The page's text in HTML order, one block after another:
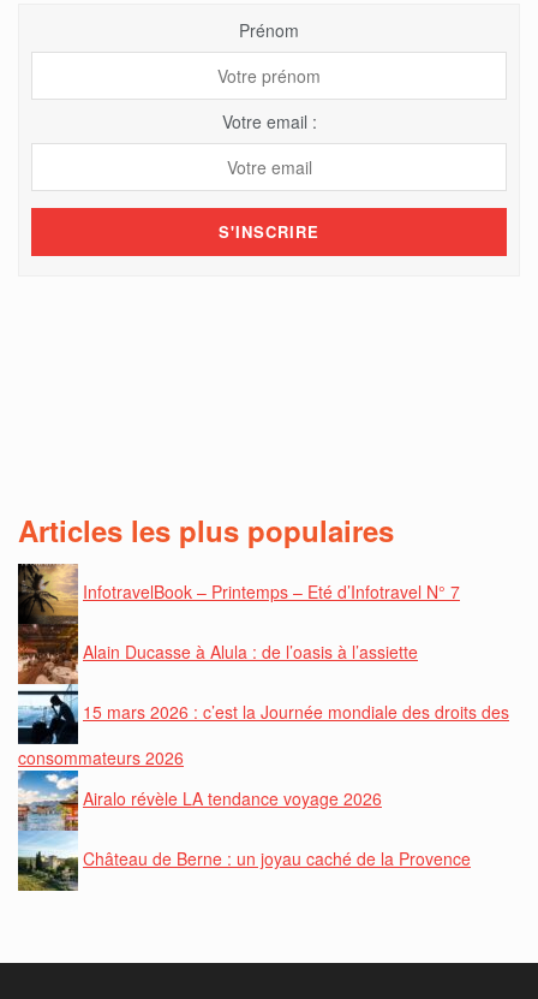
Prénom
Votre email :
Articles les plus populaires
InfotravelBook – Printemps – Eté d’Infotravel N° 7
Alain Ducasse à Alula : de l’oasis à l’assiette
15 mars 2026 : c’est la Journée mondiale des droits des
consommateurs 2026
Airalo révèle LA tendance voyage 2026
Château de Berne : un joyau caché de la Provence